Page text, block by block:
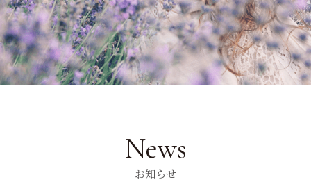
News
お知らせ